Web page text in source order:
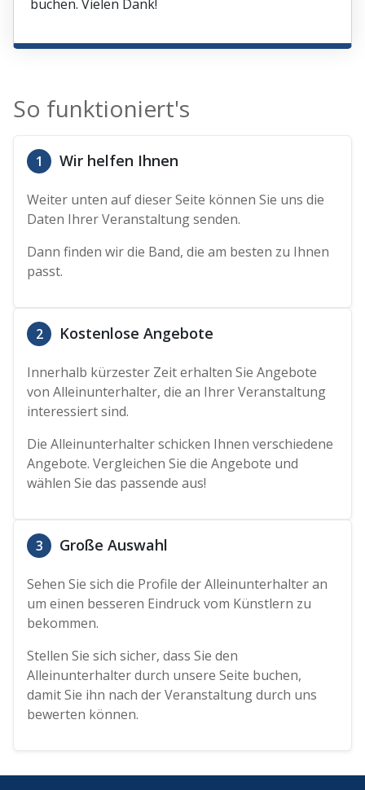
buchen. Vielen Dank!
So funktioniert's
1 Wir helfen Ihnen
Weiter unten auf dieser Seite können Sie uns die
Daten Ihrer Veranstaltung senden.
Dann finden wir die Band, die am besten zu Ihnen
passt.
2 Kostenlose Angebote
Innerhalb kürzester Zeit erhalten Sie Angebote
von Alleinunterhalter, die an Ihrer Veranstaltung
interessiert sind.
Die Alleinunterhalter schicken Ihnen verschiedene
Angebote. Vergleichen Sie die Angebote und
wählen Sie das passende aus!
3 Große Auswahl
Sehen Sie sich die Profile der Alleinunterhalter an
um einen besseren Eindruck vom Künstlern zu
bekommen.
Stellen Sie sich sicher, dass Sie den
Alleinunterhalter durch unsere Seite buchen,
damit Sie ihn nach der Veranstaltung durch uns
bewerten können.